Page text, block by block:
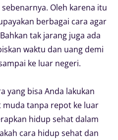
Oleh karena itu
berbagai cara agar
tak jarang juga ada
waktu dan uang demi
ke luar negeri.
yang bisa Anda lakukan
tanpa repot ke luar
hidup sehat dalam
cara hidup sehat dan